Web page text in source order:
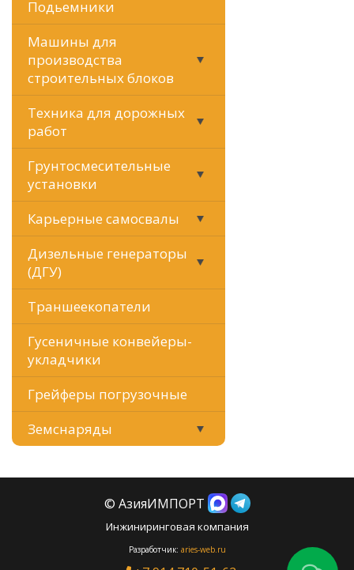
Подьемники
Машины для
производства
строительных блоков
Техника для дорожных
работ
Грунтосмесительные
установки
Карьерные самосвалы
Дизельные генераторы
(ДГУ)
Траншеекопатели
Гусеничные конвейеры-
укладчики
Грейферы погрузочные
Земснаряды
© АзияИМПОРТ
Инжиниринговая компания
Разработчик: aries-web.ru